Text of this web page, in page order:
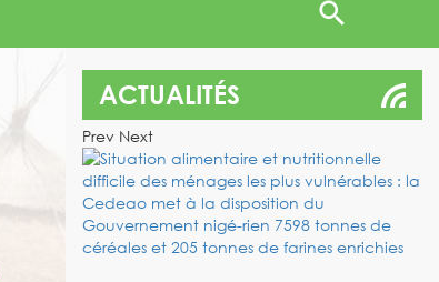
ACTUALITÉS
Prev Next